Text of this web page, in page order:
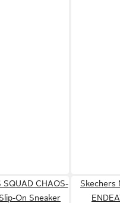
SQUAD CHAOS-
On Sneaker
Skechers